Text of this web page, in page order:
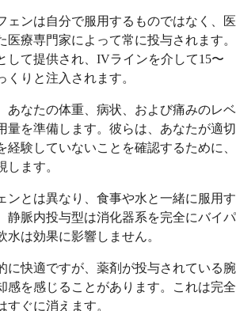
ェンは自分で服用するものではなく、医
医療専門家によって常に投与されます。
して提供され、IVラインを介して15〜
くりと注入されます。
あなたの体重、病状、および痛みのレベ
量を準備します。彼らは、あなたが適切
経験していないことを確認するために、
ます。
ンとは異なり、食事や水と一緒に服用す
静脈内投与型は消化器系を完全にバイパ
水は効果に影響しません。
に快適ですが、薬剤が投与されている腕
感を感じることがあります。これは完全
すぐに消えます。